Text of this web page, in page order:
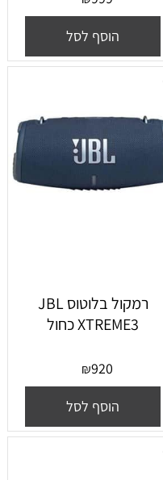
הוסף לסל
רמקול בלוטוס JBL
XTREME3 כחול
₪920
הוסף לסל